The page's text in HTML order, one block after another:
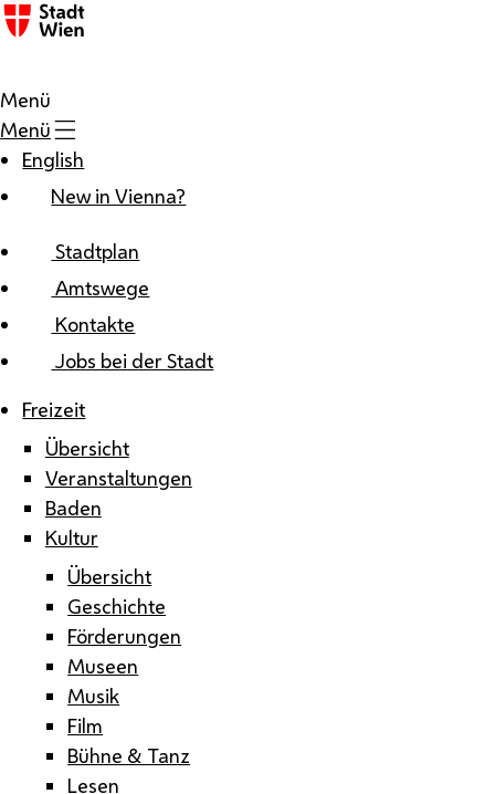
Zum Inhalt
Menü
Menü
English
New in Vienna?
Stadtplan
Amtswege
Kontakte
Jobs bei der Stadt
Freizeit
Übersicht
Veranstaltungen
Baden
Kultur
Übersicht
Geschichte
Förderungen
Museen
Musik
Film
Bühne & Tanz
Lesen